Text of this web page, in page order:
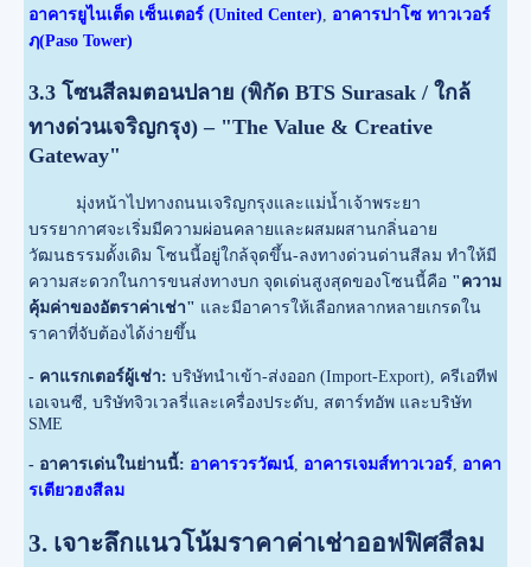
อาคารยูไนเต็ด เซ็นเตอร์ (United Center), อาคารปาโซ ทาวเวอร์
ฦ(Paso Tower)
3.3 โซนสีลมตอนปลาย (พิกัด BTS Surasak / ใกล้
ทางด่วนเจริญกรุง) – "The Value & Creative
Gateway"
มุ่งหน้าไปทางถนนเจริญกรุงและแม่น้ำเจ้าพระยา
บรรยากาศจะเริ่มมีความผ่อนคลายและผสมผสานกลิ่นอาย
วัฒนธรรมดั้งเดิม โซนนี้อยู่ใกล้จุดขึ้น-ลงทางด่วนด่านสีลม ทำให้มี
ความสะดวกในการขนส่งทางบก จุดเด่นสูงสุดของโซนนี้คือ "ความ
คุ้มค่าของอัตราค่าเช่า" และมีอาคารให้เลือกหลากหลายเกรดใน
ราคาที่จับต้องได้ง่ายขึ้น
- คาแรกเตอร์ผู้เช่า: บริษัทนำเข้า-ส่งออก (Import-Export), ครีเอทีฟ
เอเจนซี, บริษัทจิวเวลรี่และเครื่องประดับ, สตาร์ทอัพ และบริษัท
SME
- อาคารเด่นในย่านนี้: อาคารวรวัฒน์, อาคารเจมส์ทาวเวอร์, อาคา
รเตียวฮงสีลม
3. เจาะลึกแนวโน้มราคาค่าเช่าออฟฟิศสีลม